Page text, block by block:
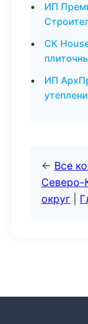
ИП
СК
ИП
← Все
Северо-
округ